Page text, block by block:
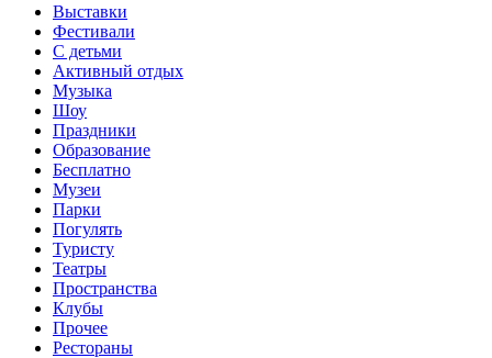
Выставки
Фестивали
С детьми
Активный отдых
Музыка
Шоу
Праздники
Образование
Бесплатно
Музеи
Парки
Погулять
Туристу
Театры
Пространства
Клубы
Прочее
Рестораны